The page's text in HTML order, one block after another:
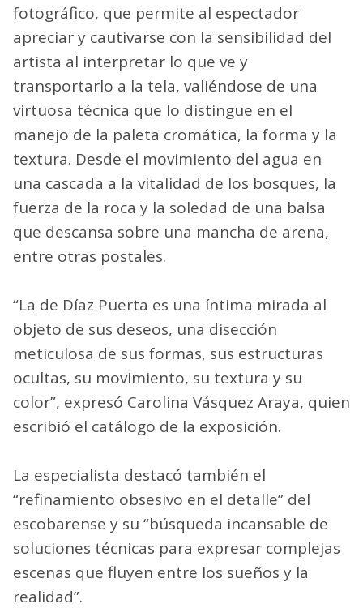
fotográfico, que permite al espectador
apreciar y cautivarse con la sensibilidad del
artista al interpretar lo que ve y
transportarlo a la tela, valiéndose de una
virtuosa técnica que lo distingue en el
manejo de la paleta cromática, la forma y la
textura. Desde el movimiento del agua en
una cascada a la vitalidad de los bosques, la
fuerza de la roca y la soledad de una balsa
que descansa sobre una mancha de arena,
entre otras postales.
“La de Díaz Puerta es una íntima mirada al
objeto de sus deseos, una disección
meticulosa de sus formas, sus estructuras
ocultas, su movimiento, su textura y su
color”, expresó Carolina Vásquez Araya, quien
escribió el catálogo de la exposición.
La especialista destacó también el
“refinamiento obsesivo en el detalle” del
escobarense y su “búsqueda incansable de
soluciones técnicas para expresar complejas
escenas que fluyen entre los sueños y la
realidad”.